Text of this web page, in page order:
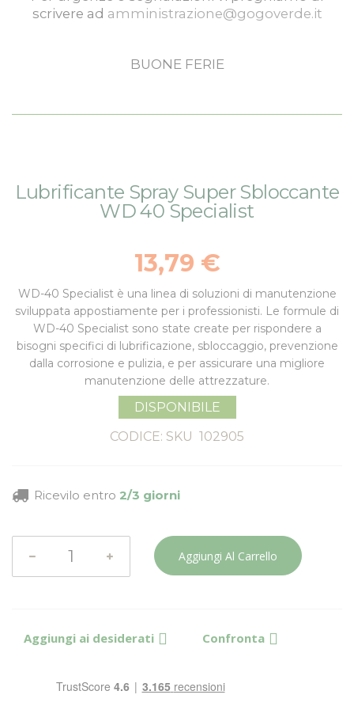
scrivere ad amministrazione@gogoverde.it
BUONE FERIE
alla
all'inizio
Lubrificante Spray Super Sbloccante
WD 40 Specialist
13,79 €
WD-40 Specialist è una linea di soluzioni di manutenzione
sviluppata appostiamente per i professionisti. Le formule di
WD-40 Specialist sono state create per rispondere a
bisogni specifici di lubrificazione, sbloccaggio, prevenzione
dalla corrosione e pulizia, e per assicurare una migliore
manutenzione delle attrezzature.
DISPONIBILE
CODICE: SKU 102905
Ricevilo entro 2/3 giorni
Aggiungi Al Carrello
Aggiungi ai desiderati Confronta